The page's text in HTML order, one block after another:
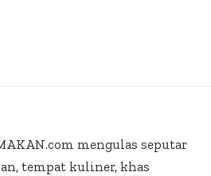
mengulas seputar
tempat kuliner, khas